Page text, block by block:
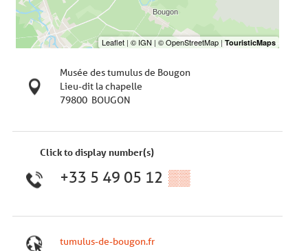
Musée des tumulus de Bougon
Lieu-dit la chapelle
79800 BOUGON
Click to display number(s)
+33 5 49 05 12 ▒▒
tumulus-de-bougon.fr